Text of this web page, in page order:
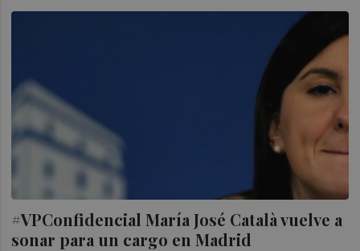
#VPConfidencial María José Català vuelve a
sonar para un cargo en Madrid